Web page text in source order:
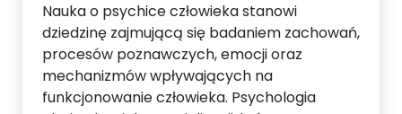
Nauka o psychice człowieka stanowi
dziedzinę zajmującą się badaniem zachowań,
procesów poznawczych, emocji oraz
mechanizmów wpływających na
funkcjonowanie człowieka. Psychologia